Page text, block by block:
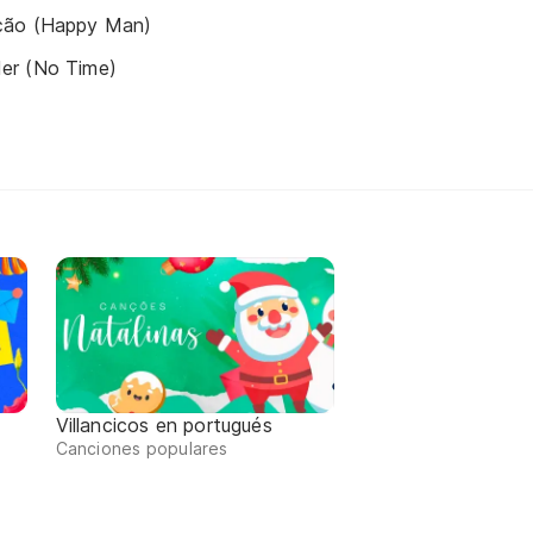
(Happy Man)
(No Time)
Villancicos en portugués
Canciones populares